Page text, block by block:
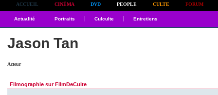
ACCUEIL CINÉMA DVD PEOPLE CULTE FORUM
Actualité Portraits Culculte Entretiens
Jason Tan
Acteur
Filmographie sur FilmDeCulte